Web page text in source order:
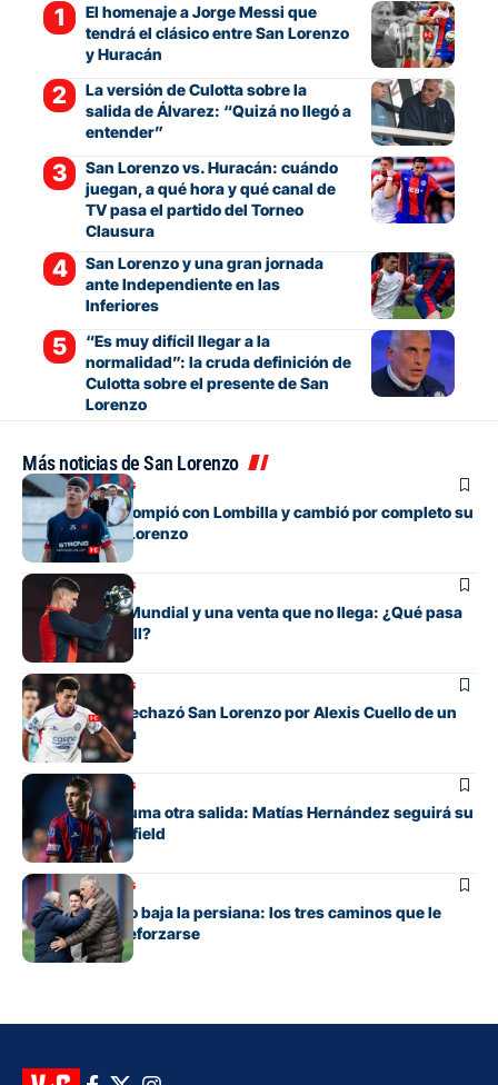
El homenaje a Jorge Messi que
tendrá el clásico entre San Lorenzo
y Huracán
La versión de Culotta sobre la
salida de Álvarez: “Quizá no llegó a
entender”
San Lorenzo vs. Huracán: cuándo
juegan, a qué hora y qué canal de
TV pasa el partido del Torneo
Clausura
San Lorenzo y una gran jornada
ante Independiente en las
Inferiores
“Es muy difícil llegar a la
normalidad”: la cruda definición de
Culotta sobre el presente de San
Lorenzo
Más noticias de San Lorenzo
Mercado de pases
El juvenil que rompió con Lombilla y cambió por completo su
futuro en San Lorenzo
Mercado de pases
Entre su gran Mundial y una venta que no llega: ¿Qué pasa
con Orlando Gill?
Mercado de pases
La oferta que rechazó San Lorenzo por Alexis Cuello de un
club de España
Mercado de pases
San Lorenzo suma otra salida: Matías Hernández seguirá su
carrera en Banfield
Mercado de pases
San Lorenzo no baja la persiana: los tres caminos que le
quedan para reforzarse